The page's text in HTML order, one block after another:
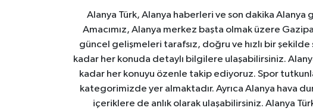
Alanya Türk, Alanya haberleri ve son dakika
Amacımız, Alanya merkez başta olmak üzere
güncel gelişmeleri tarafsız, doğru ve hızlı bir
kadar her konuda detaylı bilgilere ulaşabilirsiniz.
kadar her konuyu özenle takip ediyoruz. Spor
kategorimizde yer almaktadır. Ayrıca Alanya hava
içeriklere de anlık olarak ulaşabilirsiniz. Alanya